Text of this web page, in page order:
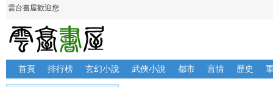
雲台書屋歡迎您
首頁 排行榜 玄幻小說 武俠小說 都市 言情 歷史